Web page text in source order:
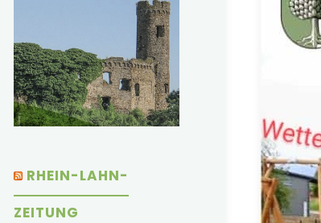
RHEIN-LAHN-
ZEITUNG